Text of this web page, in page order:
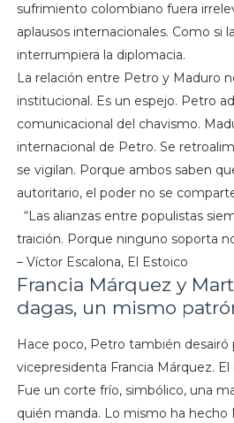
sufrimiento colombiano fuera
aplausos internacionales. Como si
interrumpiera la diplomacia.
La relación entre Petro y Maduro
institucional. Es un espejo. Petro
comunicacional del chavismo.
internacional de Petro. Se
se vigilan. Porque ambos saben
autoritario, el poder no se
“Las alianzas entre populistas
traición. Porque ninguno soporta
– Víctor Escalona, El Estoico
Francia Márquez y
dagas, un mismo
Hace poco, Petro también
vicepresidenta Francia Márquez.
Fue un corte frío, simbólico, una
quién manda. Lo mismo ha hecho